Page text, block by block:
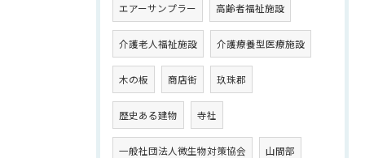
エアーサンプラー 高齢者福祉施設
介護老人福祉施設 介護療養型医療施設
木の板 商店街 玖珠郡
歴史ある建物 寺社
一般社団法人微生物対策協会 山間部